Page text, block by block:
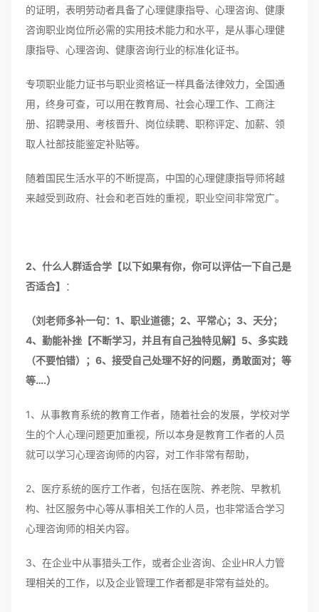
的证明，表明劳动者具备了心理健康指导、心理咨询、健康
咨询职业岗位所必需的实用技术能力和水平，是从事心理健
康指导、心理咨询、健康咨询行业的标准化证书。
专项职业能力证书与职业资格证一样具备法律效力，全国通
用，终身可查，可以用在教育局、社会心理工作、工商注
册、招聘录用、考核晋升、岗位续聘、职称评定、加薪、领
取人社部技能鉴定补贴等。
随着国民生活水平的不断提高，中国的心理健康指导师将越
来越受到政府、社会和老百姓的重视，职业空间非常宽广。
2、什么人群适合学【以下如果有你，你可以评估一下自己是
否适合】
：
（刘老师多补一句：1、职业道德；2、平常心；3、天分；
4、勤能补挫【不断学习，并且有自己独特见解】5、多实践
（不要怕错）；6、接受自己处理不好的问题，勇敢面对；等
等….）
1、从事教育系统的教育工作者，随着社会的发展，学校对学
生的个人心理问题更加重视，所以本身是教育工作者的人员
就可以学习心理咨询师的内容，对工作非常有帮助，
2、医疗系统的医疗工作者，包括在医院、养老院、早教机
构、社区服务中心等从事相关工作的人员，也非常适合学习
心理咨询师的相关内容。
3、在企业中从事猎头工作，或者企业咨询、企业HR人力管
理相关的工作，以及企业管理工作者都是非常有益处的。